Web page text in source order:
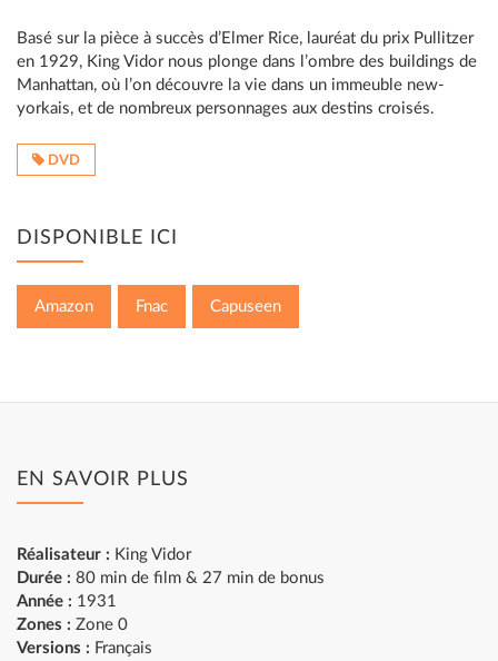
Basé sur la pièce à succès d’Elmer Rice, lauréat du prix Pullitzer
en 1929, King Vidor nous plonge dans l’ombre des buildings de
Manhattan, où l’on découvre la vie dans un immeuble new-
yorkais, et de nombreux personnages aux destins croisés.
DVD
DISPONIBLE ICI
Amazon Fnac Capuseen
EN SAVOIR PLUS
Réalisateur : King Vidor
Durée : 80 min de film & 27 min de bonus
Année : 1931
Zones : Zone 0
Versions : Français